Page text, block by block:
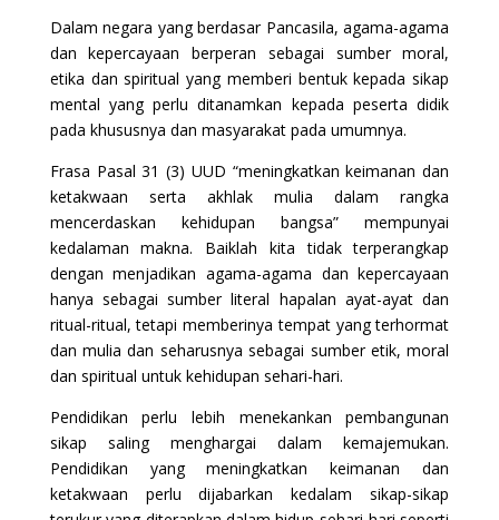
Dalam negara yang berdasar Pancasila, agama-agama
dan kepercayaan berperan sebagai sumber moral,
etika dan spiritual yang memberi bentuk kepada sikap
mental yang perlu ditanamkan kepada peserta didik
pada khususnya dan masyarakat pada umumnya.
Frasa Pasal 31 (3) UUD “meningkatkan keimanan dan
ketakwaan serta akhlak mulia dalam rangka
mencerdaskan kehidupan bangsa” mempunyai
kedalaman makna. Baiklah kita tidak terperangkap
dengan menjadikan agama-agama dan kepercayaan
hanya sebagai sumber literal hapalan ayat-ayat dan
ritual-ritual, tetapi memberinya tempat yang terhormat
dan mulia dan seharusnya sebagai sumber etik, moral
dan spiritual untuk kehidupan sehari-hari.
Pendidikan perlu lebih menekankan pembangunan
sikap saling menghargai dalam kemajemukan.
Pendidikan yang meningkatkan keimanan dan
ketakwaan perlu dijabarkan kedalam sikap-sikap